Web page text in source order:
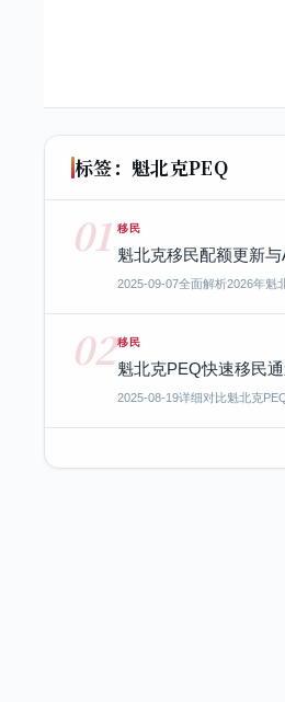
标签：魁北克PEQ
01 移民
魁北克移民配额更新
2025-09-07全面解析2026年魁
02移民
魁北克PEQ快速移民
2025-08-19详细对比魁北克